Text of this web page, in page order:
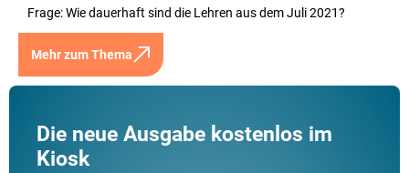
Frage: Wie dauerhaft sind die Lehren aus dem Juli 2021?
Mehr zum Thema
Die neue Ausgabe kostenlos im
Kiosk